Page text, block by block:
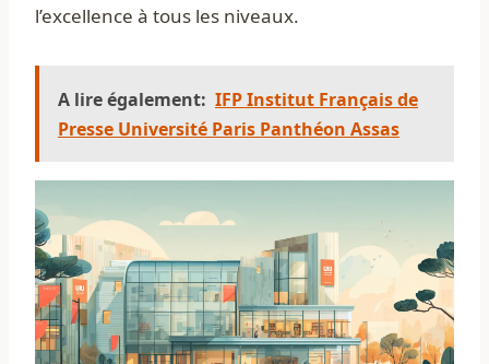
l’excellence à tous les niveaux.
A lire également: IFP Institut Français de
Presse Université Paris Panthéon Assas